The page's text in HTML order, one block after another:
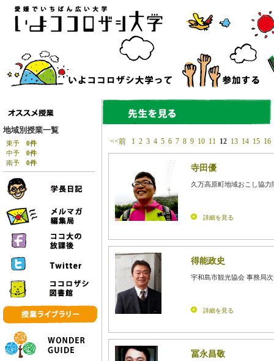
地域別授業一覧
東予 0件
中予 0件
南予 0件
<<前 1 2 3 4 5 6 7 8 9 10 11 12 13 14 15 16
寺田優
久万高原町地域おこし協力
詳細を見る
得能政史
宇和島市観光協会 事務局
詳細を見る
冨永昌敬